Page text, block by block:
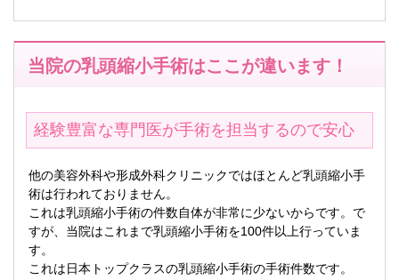
当院の乳頭縮小手術はここが違います！
経験豊富な専門医が手術を担当するので安心
他の美容外科や形成外科クリニックではほとんど乳頭縮小手
術は行われておりません。
これは乳頭縮小手術の件数自体が非常に少ないからです。で
すが、当院はこれまで乳頭縮小手術を100件以上行っていま
す。
これは日本トップクラスの乳頭縮小手術の手術件数です。